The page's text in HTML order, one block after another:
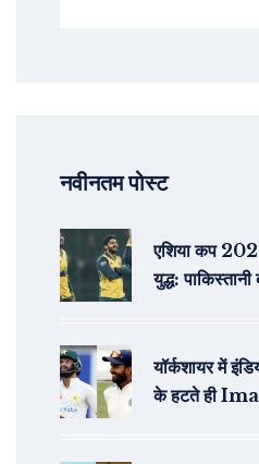
नवीनतम पोस्ट
एशिया कप
युद्ध: पाकिस्तानी
यॉर्कशायर में
के हटते ही